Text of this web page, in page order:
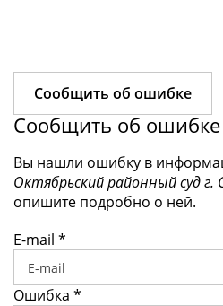
Сообщить об ошибке
Сообщить об ошибке
Вы нашли ошибку в
Октябрьский районный суд г.
опишите подробно о ней.
E-mail *
Ошибка *